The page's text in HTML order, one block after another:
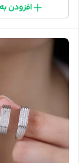
افزودن